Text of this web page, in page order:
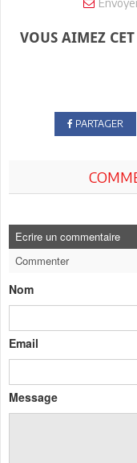
VOUS AIMEZ
PARTAGER
Ecrire un commentaire
Commenter
Nom
Email
Message